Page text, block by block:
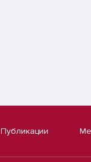
Публикации